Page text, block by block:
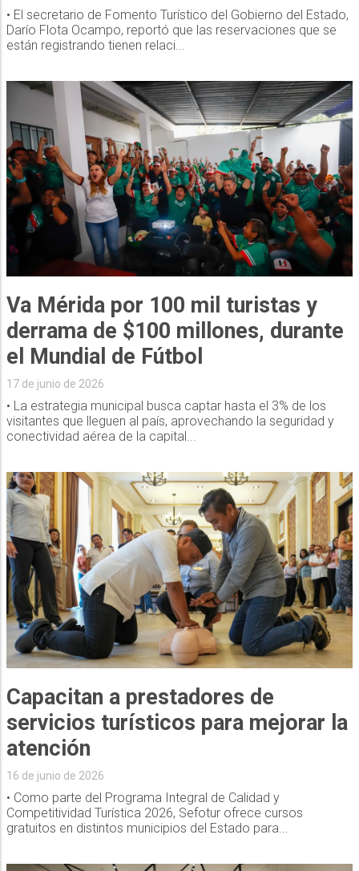
• El secretario de Fomento Turístico del Gobierno del Estado,
Darío Flota Ocampo, reportó que las reservaciones que se
están registrando tienen relaci...
Va Mérida por 100 mil turistas y
derrama de $100 millones, durante
el Mundial de Fútbol
17 de junio de 2026
• La estrategia municipal busca captar hasta el 3% de los
visitantes que lleguen al país, aprovechando la seguridad y
conectividad aérea de la capital...
Capacitan a prestadores de
servicios turísticos para mejorar la
atención
16 de junio de 2026
• Como parte del Programa Integral de Calidad y
Competitividad Turística 2026, Sefotur ofrece cursos
gratuitos en distintos municipios del Estado para...